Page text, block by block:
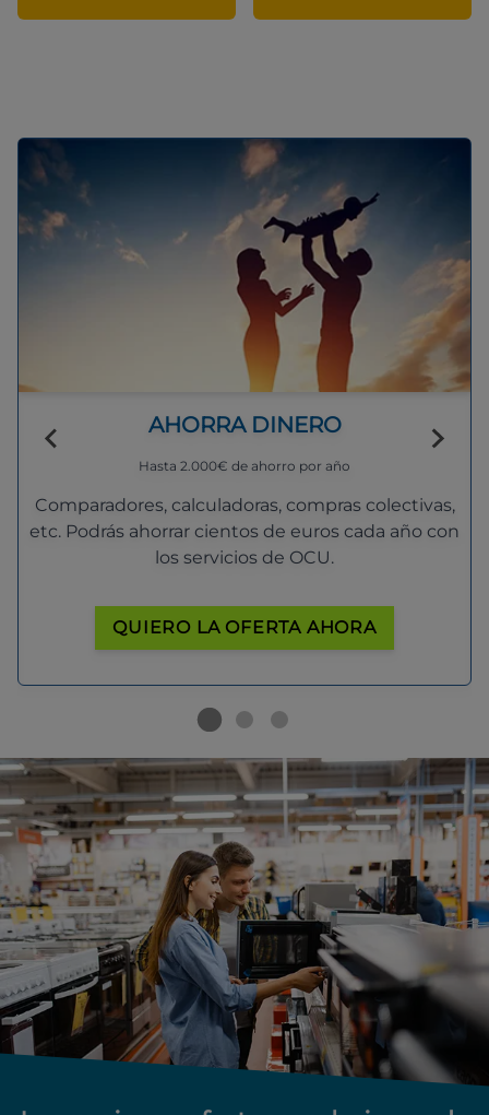
AHORRA DINERO
Hasta 2.000€ de ahorro por año
Comparadores, calculadoras, compras colectivas,
etc. Podrás ahorrar cientos de euros cada año con
los servicios de OCU.
QUIERO LA OFERTA AHORA